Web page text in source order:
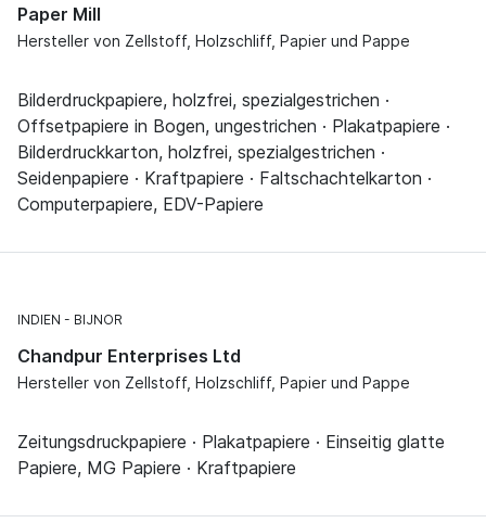
Paper Mill
Hersteller von Zellstoff, Holzschliff, Papier und Pappe
Bilderdruckpapiere, holzfrei, spezialgestrichen ·
Offsetpapiere in Bogen, ungestrichen · Plakatpapiere ·
Bilderdruckkarton, holzfrei, spezialgestrichen ·
Seidenpapiere · Kraftpapiere · Faltschachtelkarton ·
Computerpapiere, EDV-Papiere
INDIEN BIJNOR
Chandpur Enterprises Ltd
Hersteller von Zellstoff, Holzschliff, Papier und Pappe
Zeitungsdruckpapiere · Plakatpapiere · Einseitig glatte
Papiere, MG Papiere · Kraftpapiere